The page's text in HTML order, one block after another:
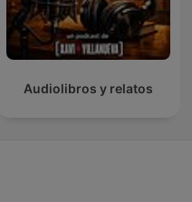
Audiolibros y relatos